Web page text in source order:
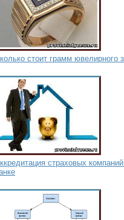
стоит грамм ювелирного
страховых